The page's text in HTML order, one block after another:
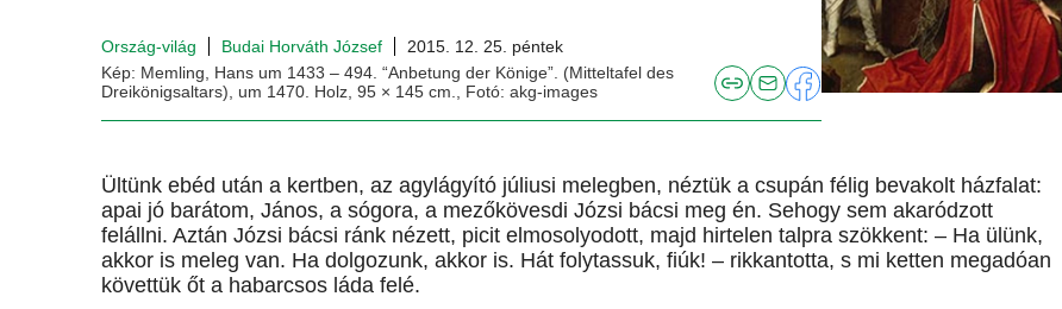
Ország-világ Budai Horváth József
2015. 12. 25. péntek
Kép: Memling, Hans um 1433 – 494. “Anbetung der Könige”. (Mitteltafel des
Dreikönigsaltars), um 1470. Holz, 95 × 145 cm., Fotó: akg-images
Ültünk ebéd után a kertben, az agylágyító júliusi melegben, néztük a csupán félig bevakolt házfalat:
apai jó barátom, János, a sógora, a mezőkövesdi Józsi bácsi meg én. Sehogy sem akaródzott
felállni. Aztán Józsi bácsi ránk nézett, picit elmosolyodott, majd hirtelen talpra szökkent: – Ha ülünk,
akkor is meleg van. Ha dolgozunk, akkor is. Hát folytassuk, fiúk! – rikkantotta, s mi ketten megadóan
követtük őt a habarcsos láda felé.